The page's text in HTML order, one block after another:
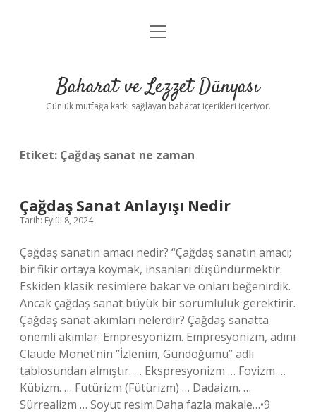
Anasayfa
Yasal Uyarı
menüyü
Baharat ve Lezzet Dünyası
Günlük mutfağa katkı sağlayan baharat içerikleri içeriyor.
Etiket: Çağdaş sanat ne zaman
Çağdaş Sanat Anlayışı Nedir
Tarih: Eylül 8, 2024
Çağdaş sanatın amacı nedir? “Çağdaş sanatın amacı;
bir fikir ortaya koymak, insanları düşündürmektir.
Eskiden klasik resimlere bakar ve onları beğenirdik.
Ancak çağdaş sanat büyük bir sorumluluk gerektirir.
Çağdaş sanat akımları nelerdir? Çağdaş sanatta
önemli akımlar: Empresyonizm. Empresyonizm, adını
Claude Monet’nin “İzlenim, Gündoğumu” adlı
tablosundan almıştır. … Ekspresyonizm … Fovizm …
Kübizm. … Fütürizm (Fütürizm) … Dadaizm. …
Sürrealizm … Soyut resim.Daha fazla makale…•9